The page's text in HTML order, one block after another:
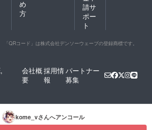
め
方
請サ
ポー
ト
「QRコード」は株式会社デンソーウェーブの登録商標です。
会社概
要
採用情
報
パートナー
募集
kome_vさんへアンコール